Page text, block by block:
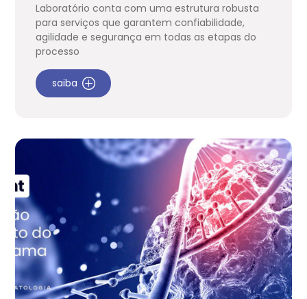
Laboratório conta com uma estrutura robusta
para serviços que garantem confiabilidade,
agilidade e segurança em todas as etapas do
processo
saiba